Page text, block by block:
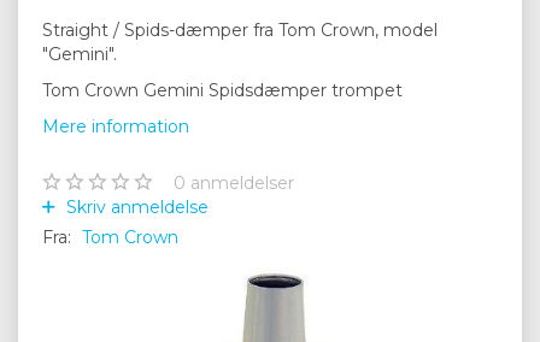
Straight / Spids-dæmper fra Tom Crown, model
"Gemini".
Tom Crown Gemini Spidsdæmper trompet
Mere information
0 anmeldelser
Skriv anmeldelse
Fra: Tom Crown